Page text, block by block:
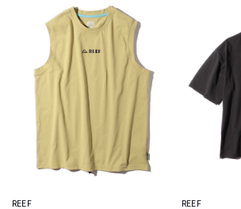
REEF REEF